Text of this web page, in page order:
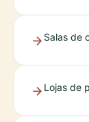
Salas de
Lojas de